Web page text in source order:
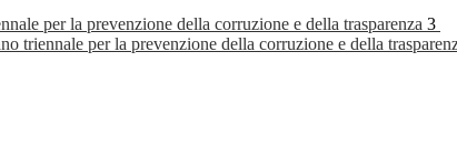
per la prevenzione della corruzione e della trasparenza 3
triennale per la prevenzione della corruzione e della